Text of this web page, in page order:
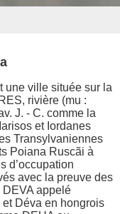
une ville située sur la
rivière (mu :
J. - C. comme la
et Iordanes
Transylvaniennes
Poiana Ruscãi à
d’occupation
avec la preuve des
appelé
Déva en hongrois